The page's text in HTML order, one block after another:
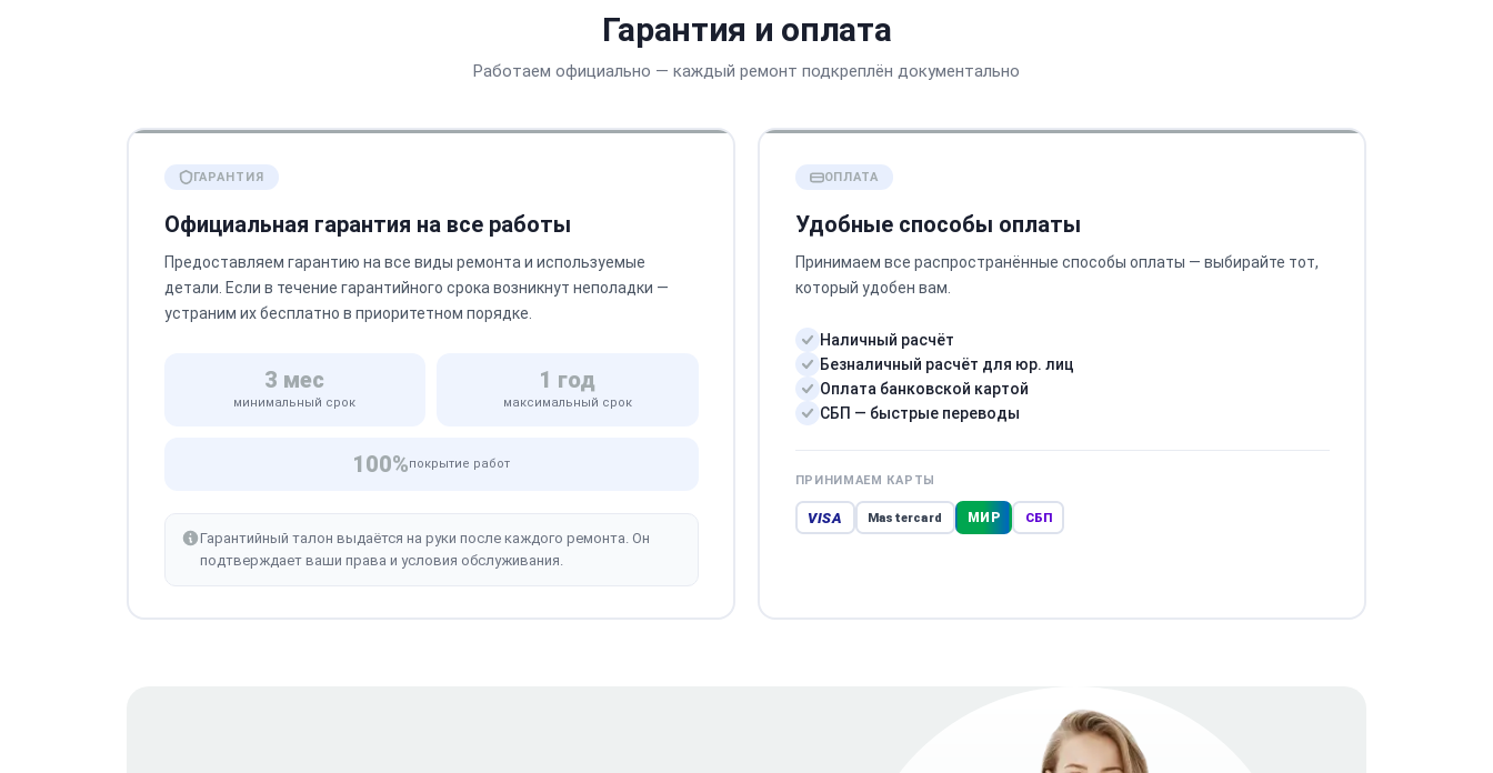
Гарантия и оплата
Работаем официально — каждый ремонт подкреплён документально
ГАРАНТИЯ
Официальная гарантия на все работы
Предоставляем гарантию на все виды ремонта и используемые
детали. Если в течение гарантийного срока возникнут неполадки —
устраним их бесплатно в приоритетном порядке.
3 мес
минимальный срок
1 год
максимальный срок
100%покрытие работ
Гарантийный талон выдаётся на руки после каждого ремонта. Он
подтверждает ваши права и условия обслуживания.
ОПЛАТА
Удобные способы оплаты
Принимаем все распространённые способы оплаты — выбирайте тот,
который удобен вам.
Наличный расчёт
Безналичный расчёт для юр. лиц
Оплата банковской картой
СБП — быстрые переводы
ПРИНИМАЕМ КАРТЫ
VISA Mastercard МИР СБП